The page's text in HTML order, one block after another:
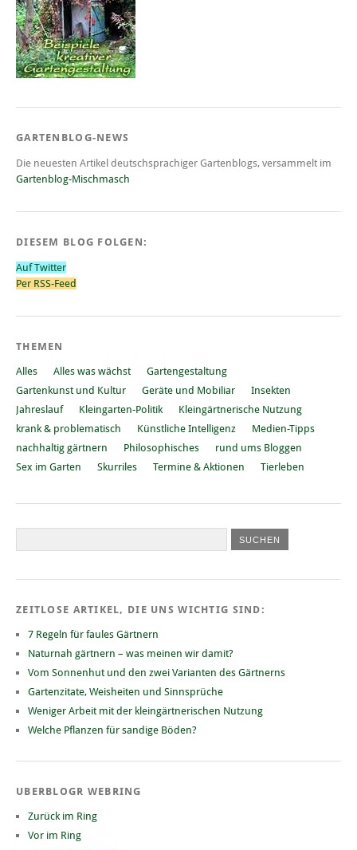
GARTENBLOG-NEWS
Die neuesten Artikel deutschsprachiger Gartenblogs, versammelt im
Gartenblog-Mischmasch
DIESEM BLOG FOLGEN:
Auf Twitter
Per RSS-Feed
THEMEN
Alles Alles was wächst
Gartengestaltung
Gartenkunst und Kultur
Geräte und Mobiliar
Insekten
Jahreslauf
Kleingarten-Politik
Kleingärtnerische Nutzung
krank & problematisch
Künstliche Intelligenz
Medien-Tipps
nachhaltig gärtnern
Philosophisches
rund ums Bloggen
Sex im Garten
Skurriles Termine & Aktionen Tierleben
ZEITLOSE ARTIKEL, DIE UNS WICHTIG SIND:
7 Regeln für faules Gärtnern
Naturnah gärtnern – was meinen wir damit?
Vom Sonnenhut und den zwei Varianten des Gärtnerns
Gartenzitate, Weisheiten und Sinnsprüche
Weniger Arbeit mit der kleingärtnerischen Nutzung
Welche Pflanzen für sandige Böden?
UBERBLOGR WEBRING
Zurück im Ring
Vor im Ring